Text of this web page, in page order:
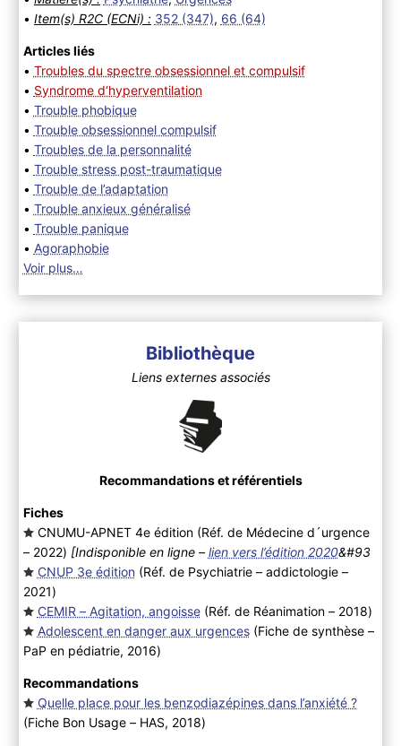
• Item(s) R2C (ECNi) : 352 (347), 66 (64)
Articles liés
• Troubles du spectre obsessionnel et compulsif
• Syndrome d‘hyperventilation
• Trouble phobique
• Trouble obsessionnel compulsif
• Troubles de la personnalité
• Trouble stress post-traumatique
• Trouble de l’adaptation
• Trouble anxieux généralisé
• Trouble panique
• Agoraphobie
Voir plus…
Bibliothèque
Liens externes associés
Recommandations et référentiels
Fiches
CNUMU-APNET 4e édition (Réf. de Médecine d´urgence
– 2022) [Indisponible en ligne – lien vers l’édition 2020&#93
CNUP 3e édition (Réf. de Psychiatrie – addictologie –
2021)
CEMIR – Agitation, angoisse(Réf. de Réanimation – 2018)
Adolescent en danger aux urgences(Fiche de synthèse –
PaP en pédiatrie, 2016)
Recommandations
Quelle place pour les benzodiazépines dans l’anxiété ?
(Fiche Bon Usage – HAS, 2018)